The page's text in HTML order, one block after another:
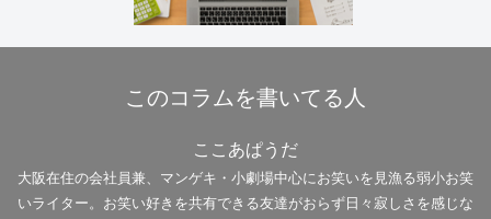
このコラムを書いてる人
ここあぱうだ
大阪在住の会社員兼、マンゲキ・小劇場中心にお笑いを見漁る弱小お笑
いライター。お笑い好きを共有できる友達がおらず日々寂しさを感じな